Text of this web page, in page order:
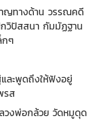
าญทางด้าน วรรณคดี
กวิปัสสนา กัมมัฏฐาน
ๆ
ละพูดถึงให้ฟังอยู่
รส
วงพ่อกล้วย วัดหมูดุด